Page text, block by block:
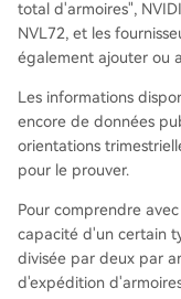
total d'armoires",
NVL72, et les
également ajouter ou
Les informations
encore de données
orientations
pour le prouver.
Pour comprendre
capacité d'un certain
divisée par deux par
d'expédition